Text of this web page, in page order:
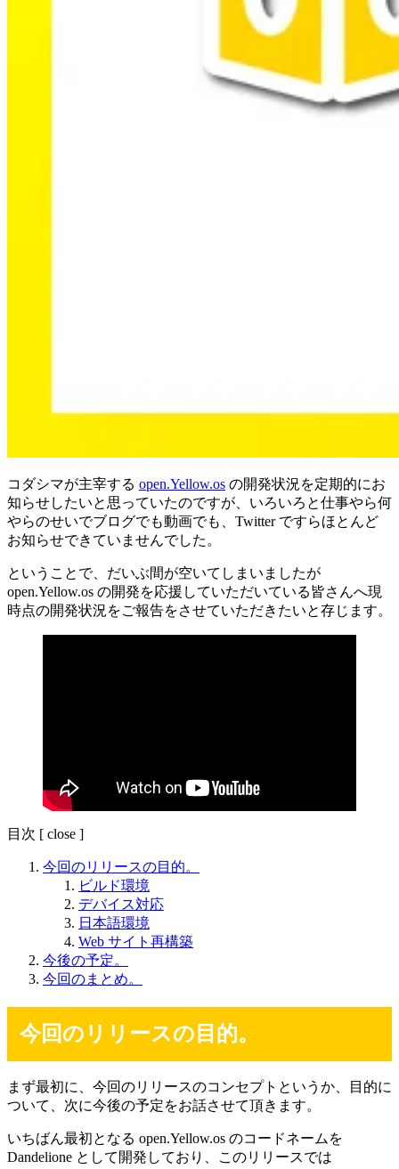
コダシマが主宰する open.Yellow.os の開発状況を定期的にお
知らせしたいと思っていたのですが、いろいろと仕事やら何
やらのせいでブログでも動画でも、Twitter ですらほとんど
お知らせできていませんでした。
ということで、だいぶ間が空いてしまいましたが
open.Yellow.os の開発を応援していただいている皆さんへ現
時点の開発状況をご報告をさせていただきたいと存じます。
目次 [ close ]
今回のリリースの目的。
ビルド環境
デバイス対応
日本語環境
Web サイト再構築
今後の予定。
今回のまとめ。
今回のリリースの目的。
まず最初に、今回のリリースのコンセプトというか、目的に
ついて、次に今後の予定をお話させて頂きます。
いちばん最初となる open.Yellow.os のコードネームを
Dandelione として開発しており、このリリースでは